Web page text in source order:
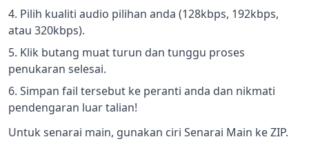
Pilih kualiti audio pilihan anda (128kbps, 192kbps,
atau 320kbps).
Klik butang muat turun dan tunggu proses
penukaran selesai.
Simpan fail tersebut ke peranti anda dan nikmati
pendengaran luar talian!
Untuk senarai main, gunakan ciri Senarai Main ke ZIP.